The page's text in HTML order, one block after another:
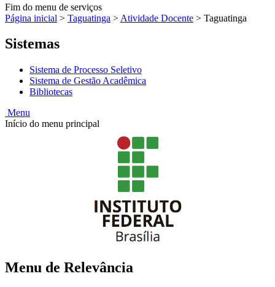
Fim do menu de serviços
Página inicial > Taguatinga > Atividade Docente > Taguatinga
Sistemas
Sistema de Processo Seletivo
Sistema de Gestão Acadêmica
Bibliotecas
Menu
Início do menu principal
Menu de Relevância